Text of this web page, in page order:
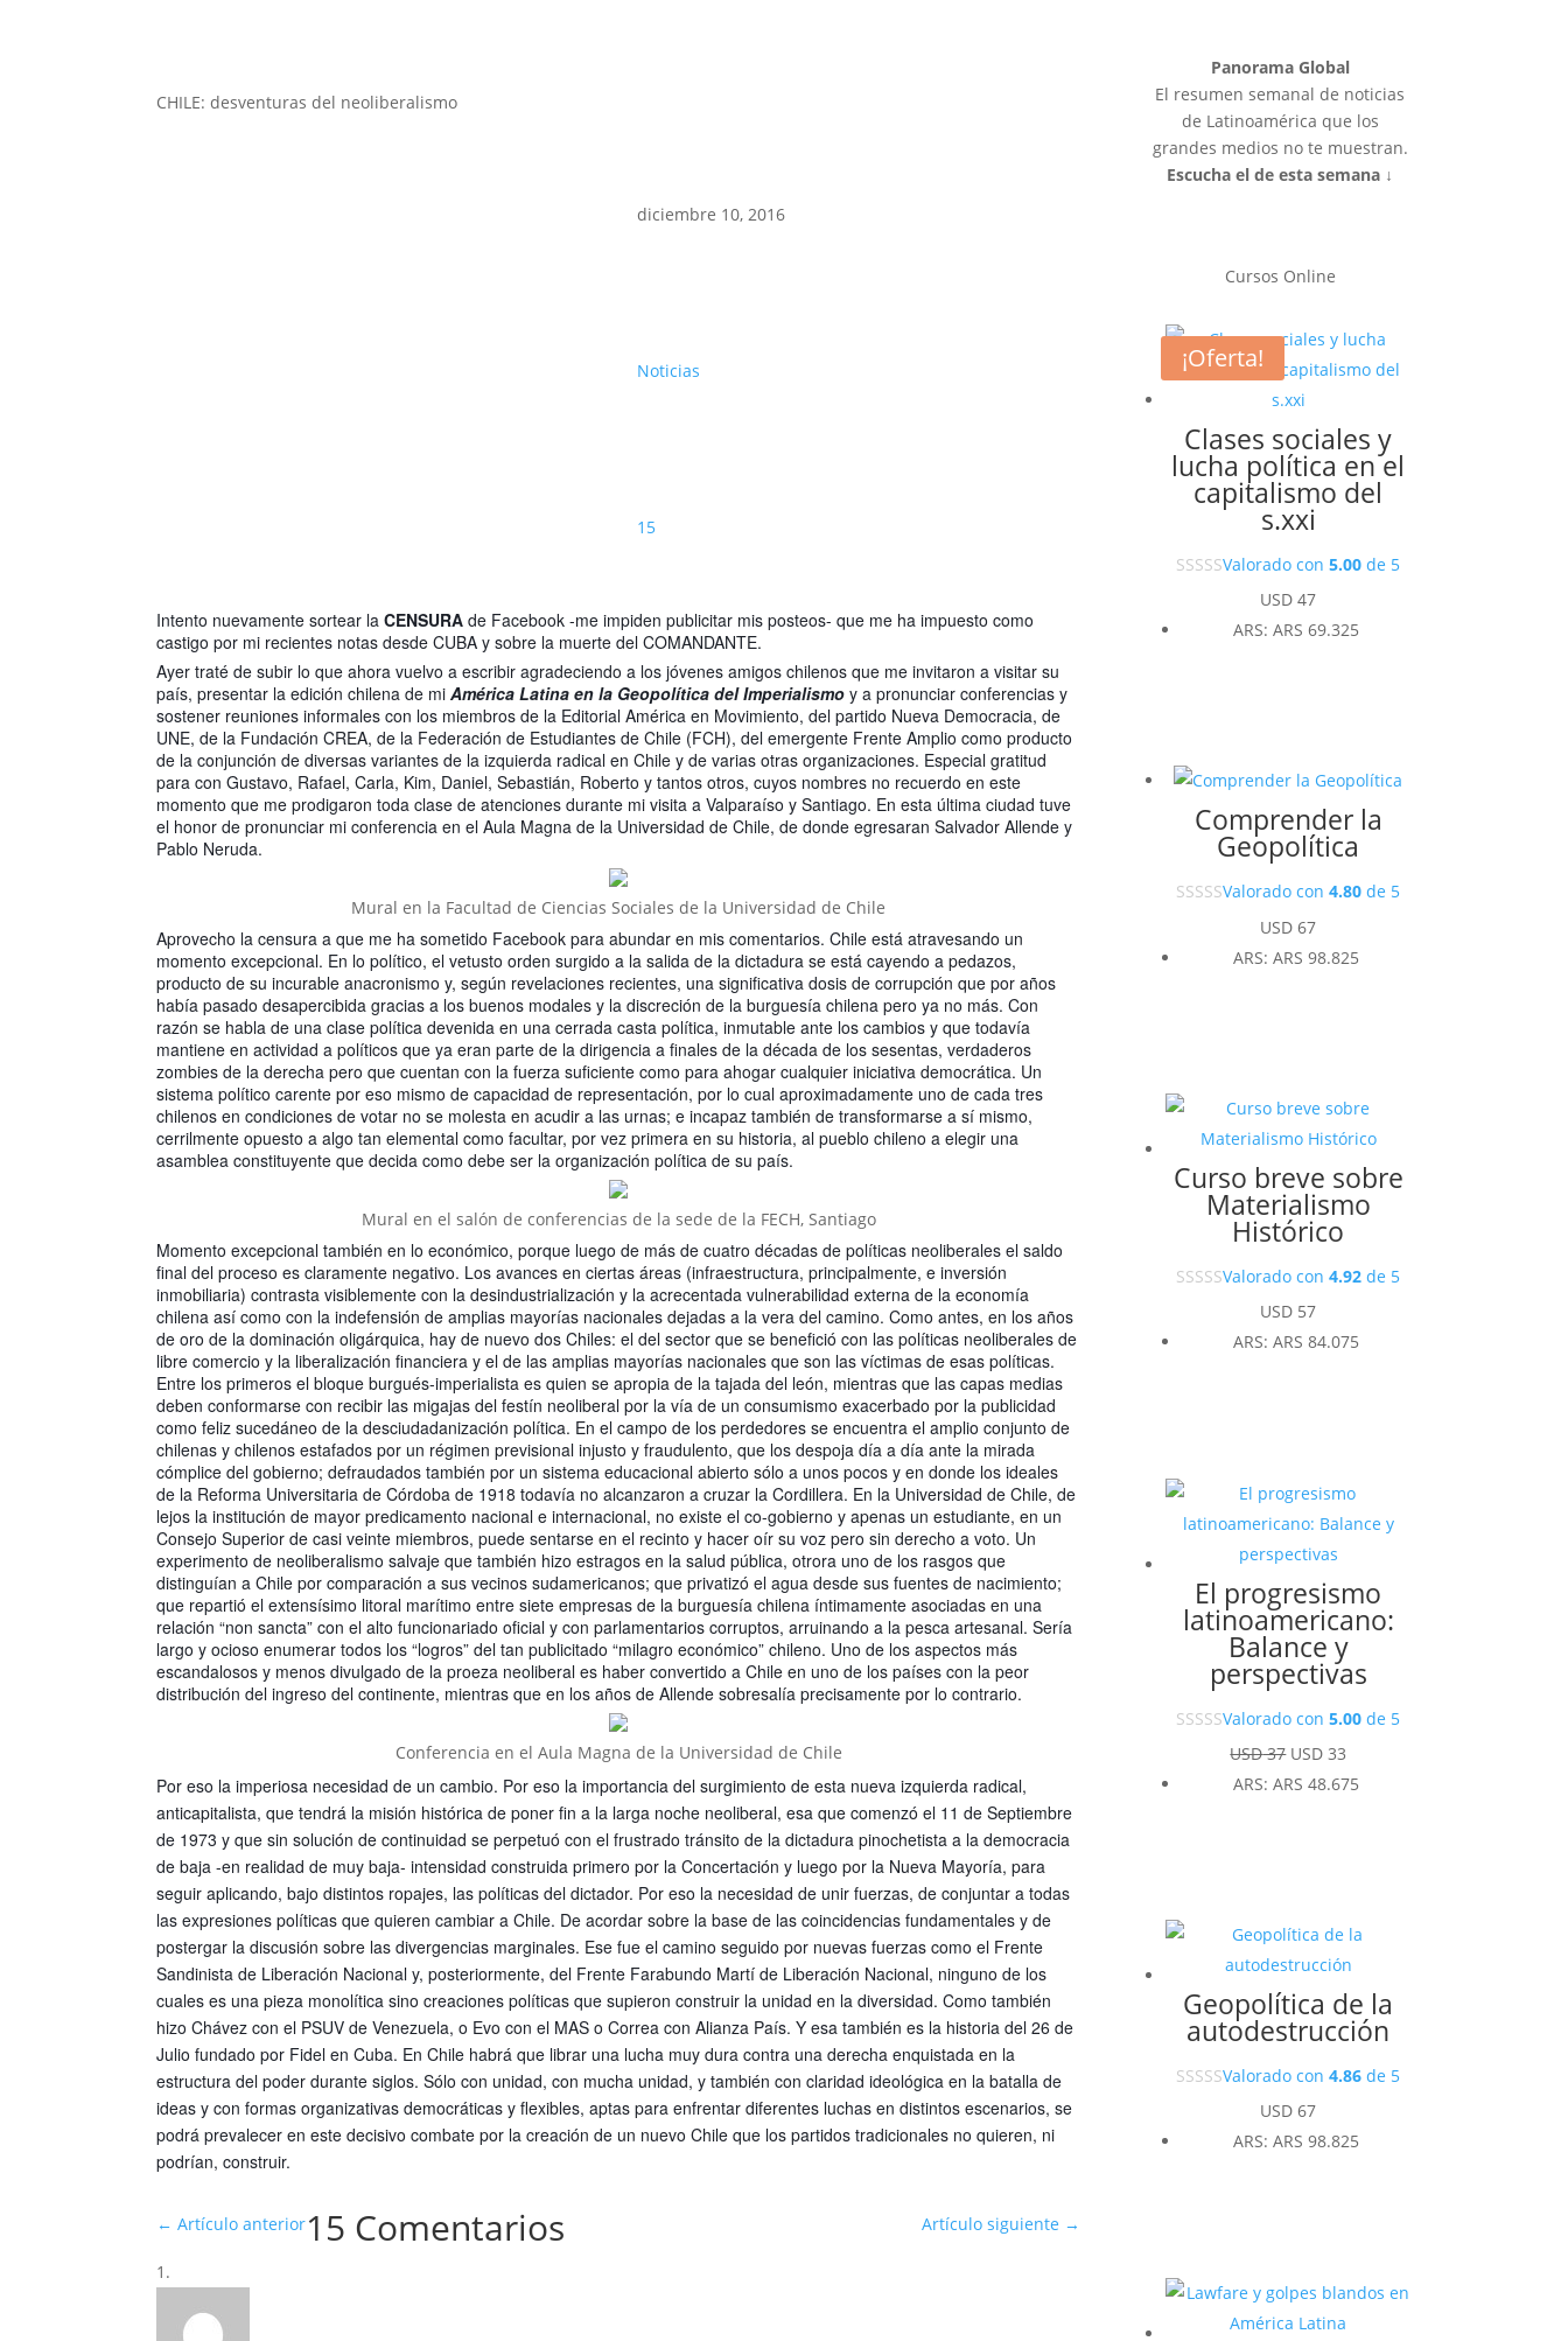
CHILE: desventuras del neoliberalismo
diciembre 10, 2016
Noticias
15
Intento nuevamente sortear laCENSURA de Facebook -me impiden publicitar mis posteos- que me ha impuesto como
castigo por mi recientes notas desde CUBA y sobre la muerte del COMANDANTE.
Ayer traté de subir lo que ahora vuelvo a escribir agradeciendo a los jóvenes amigos chilenos que me invitaron a visitar su
país, presentar la edición chilena de miAmérica Latina en la Geopolítica del Imperialismo y a pronunciar conferencias y
sostener reuniones informales con los miembros de la Editorial América en Movimiento, del partido Nueva Democracia, de
UNE, de la Fundación CREA, de la Federación de Estudiantes de Chile (FCH), del emergente Frente Amplio como producto
de la conjunción de diversas variantes de la izquierda radical en Chile y de varias otras organizaciones. Especial gratitud
para con Gustavo, Rafael, Carla, Kim, Daniel, Sebastián, Roberto y tantos otros, cuyos nombres no recuerdo en este
momento que me prodigaron toda clase de atenciones durante mi visita a Valparaíso y Santiago. En esta última ciudad tuve
el honor de pronunciar mi conferencia en el Aula Magna de la Universidad de Chile, de donde egresaran Salvador Allende y
Pablo Neruda.
Mural en la Facultad de Ciencias Sociales de la Universidad de Chile
Aprovecho la censura a que me ha sometido Facebook para abundar en mis comentarios. Chile está atravesando un
momento excepcional. En lo político, el vetusto orden surgido a la salida de la dictadura se está cayendo a pedazos,
producto de su incurable anacronismo y, según revelaciones recientes, una significativa dosis de corrupción que por años
había pasado desapercibida gracias a los buenos modales y la discreción de la burguesía chilena pero ya no más. Con
razón se habla de una clase política devenida en una cerrada casta política, inmutable ante los cambios y que todavía
mantiene en actividad a políticos que ya eran parte de la dirigencia a finales de la década de los sesentas, verdaderos
zombies de la derecha pero que cuentan con la fuerza suficiente como para ahogar cualquier iniciativa democrática. Un
sistema político carente por eso mismo de capacidad de representación, por lo cual aproximadamente uno de cada tres
chilenos en condiciones de votar no se molesta en acudir a las urnas; e incapaz también de transformarse a sí mismo,
cerrilmente opuesto a algo tan elemental como facultar, por vez primera en su historia, al pueblo chileno a elegir una
asamblea constituyente que decida como debe ser la organización política de su país.
Mural en el salón de conferencias de la sede de la FECH, Santiago
Momento excepcional también en lo económico, porque luego de más de cuatro décadas de políticas neoliberales el saldo
final del proceso es claramente negativo. Los avances en ciertas áreas (infraestructura, principalmente, e inversión
inmobiliaria) contrasta visiblemente con la desindustrialización y la acrecentada vulnerabilidad externa de la economía
chilena así como con la indefensión de amplias mayorías nacionales dejadas a la vera del camino. Como antes, en los años
de oro de la dominación oligárquica, hay de nuevo dos Chiles: el del sector que se benefició con las políticas neoliberales de
libre comercio y la liberalización financiera y el de las amplias mayorías nacionales que son las víctimas de esas políticas.
Entre los primeros el bloque burgués-imperialista es quien se apropia de la tajada del león, mientras que las capas medias
deben conformarse con recibir las migajas del festín neoliberal por la vía de un consumismo exacerbado por la publicidad
como feliz sucedáneo de la desciudadanización política. En el campo de los perdedores se encuentra el amplio conjunto de
chilenas y chilenos estafados por un régimen previsional injusto y fraudulento, que los despoja día a día ante la mirada
cómplice del gobierno; defraudados también por un sistema educacional abierto sólo a unos pocos y en donde los ideales
de la Reforma Universitaria de Córdoba de 1918 todavía no alcanzaron a cruzar la Cordillera. En la Universidad de Chile, de
lejos la institución de mayor predicamento nacional e internacional, no existe el co-gobierno y apenas un estudiante, en un
Consejo Superior de casi veinte miembros, puede sentarse en el recinto y hacer oír su voz pero sin derecho a voto. Un
experimento de neoliberalismo salvaje que también hizo estragos en la salud pública, otrora uno de los rasgos que
distinguían a Chile por comparación a sus vecinos sudamericanos; que privatizó el agua desde sus fuentes de nacimiento;
que repartió el extensísimo litoral marítimo entre siete empresas de la burguesía chilena íntimamente asociadas en una
relación “non sancta” con el alto funcionariado oficial y con parlamentarios corruptos, arruinando a la pesca artesanal. Sería
largo y ocioso enumerar todos los “logros” del tan publicitado “milagro económico” chileno. Uno de los aspectos más
escandalosos y menos divulgado de la proeza neoliberal es haber convertido a Chile en uno de los países con la peor
distribución del ingreso del continente, mientras que en los años de Allende sobresalía precisamente por lo contrario.
Conferencia en el Aula Magna de la Universidad de Chile
Por eso la imperiosa necesidad de un cambio. Por eso la importancia del surgimiento de esta nueva izquierda radical,
anticapitalista, que tendrá la misión histórica de poner fin a la larga noche neoliberal, esa que comenzó el 11 de Septiembre
de 1973 y que sin solución de continuidad se perpetuó con el frustrado tránsito de la dictadura pinochetista a la democracia
de baja -en realidad de muy baja- intensidad construida primero por la Concertación y luego por la Nueva Mayoría, para
seguir aplicando, bajo distintos ropajes, las políticas del dictador. Por eso la necesidad de unir fuerzas, de conjuntar a todas
las expresiones políticas que quieren cambiar a Chile. De acordar sobre la base de las coincidencias fundamentales y de
postergar la discusión sobre las divergencias marginales. Ese fue el camino seguido por nuevas fuerzas como el Frente
Sandinista de Liberación Nacional y, posteriormente, del Frente Farabundo Martí de Liberación Nacional, ninguno de los
cuales es una pieza monolítica sino creaciones políticas que supieron construir la unidad en la diversidad. Como también
hizo Chávez con el PSUV de Venezuela, o Evo con el MAS o Correa con Alianza País. Y esa también es la historia del 26 de
Julio fundado por Fidel en Cuba. En Chile habrá que librar una lucha muy dura contra una derecha enquistada en la
estructura del poder durante siglos. Sólo con unidad, con mucha unidad, y también con claridad ideológica en la batalla de
ideas y con formas organizativas democráticas y flexibles, aptas para enfrentar diferentes luchas en distintos escenarios, se
podrá prevalecer en este decisivo combate por la creación de un nuevo Chile que los partidos tradicionales no quieren, ni
podrían, construir.
←Artículo anterior Artículo siguiente →
15 Comentarios
Panorama Global
El resumen semanal de noticias
de Latinoamérica que los
grandes medios no te muestran.
Escucha el de esta semana ↓
Cursos Online
Clases sociales y
lucha política en el
capitalismo del
s.xxi
Valorado con5.00 de 5
USD 47
ARS:ARS 69.325
Comprender la
Geopolítica
Valorado con4.80 de 5
USD 67
ARS:ARS 98.825
Curso breve sobre
Materialismo
Histórico
Valorado con4.92 de 5
USD 57
ARS:ARS 84.075
¡Oferta!
El progresismo
latinoamericano:
Balance y
perspectivas
Valorado con5.00 de 5
USD37 El
precio
USD 33
precio
ARS:ARS 48.675
Geopolítica de la
autodestrucción
Valorado con4.86 de 5
USD 67
ARS:ARS 98.825